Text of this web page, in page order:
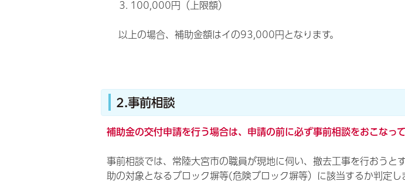
100,000円（上限額）
以上の場合、補助金額はイの93,000円となります。
2.事前相談
補助金の交付申請を行う場合は、申請の前に必ず事前相談をおこなって
事前相談では、常陸大宮市の職員が現地に伺い、撤去工事を行おうと
助の対象となるブロック塀等(危険ブロック塀等）に該当するか判定し